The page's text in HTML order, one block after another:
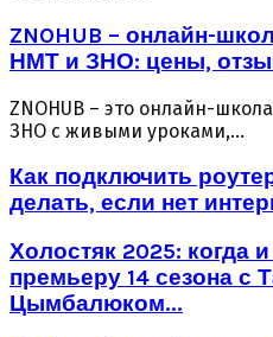
ZNOHUB – онлайн-
НМТ и ЗНО: цены,
ZNOHUB – это онлайн-
ЗНО с живыми уроками,...
Как подключить
делать, если нет
Холостяк 2025: когда
премьеру 14 сезона с
Цымбалюком...